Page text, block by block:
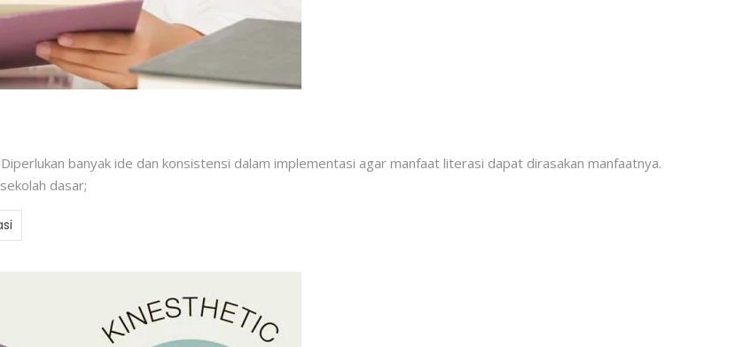
banyak ide dan konsistensi dalam implementasi agar manfaat literasi dapat dirasakan manfaatnya.
dasar;